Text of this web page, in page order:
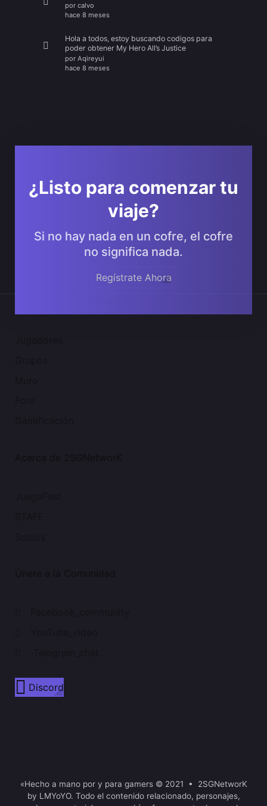
por calvo
hace 8 meses
Hola a todos, estoy buscando codigos para
poder obtener My Hero All’s Justice
por Aqireyui
hace 8 meses
¿Listo para comenzar tu
viaje?
Si no hay nada en un cofre, el cofre
no significa nada.
Regístrate Ahora
Discord
«Hecho a mano por y para gamers © 2021 • 2SGNetworK
by LMYoYO. Todo el contenido relacionado, personajes,